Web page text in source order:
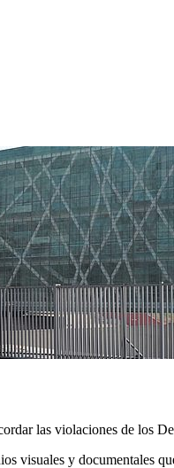
las violaciones de los
visuales y documentales